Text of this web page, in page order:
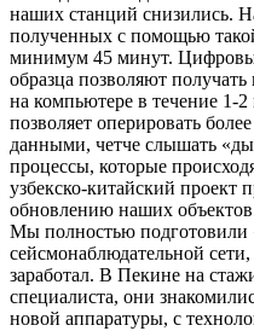
наших станций снизились.
полученных с помощью
минимум 45 минут.
образца позволяют
на компьютере в течение 1-
позволяет оперировать
данными, четче слышать
процессы, которые
узбекско-китайский проект
обновлению наших
Мы полностью подготовили
сейсмонаблюдательной
заработал. В Пекине на
специалиста, они
новой аппаратуры, с